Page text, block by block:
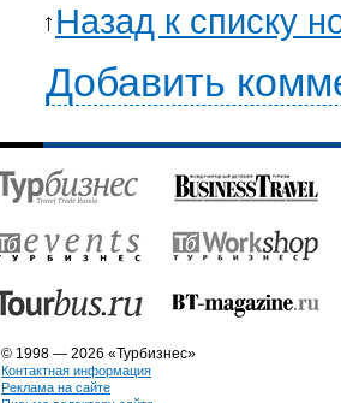
Назад к списку
Добавить
© 1998 — 2026 «Турбизнес»
Контактная информация
Реклама на сайте